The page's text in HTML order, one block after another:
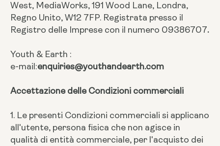
West, MediaWorks, 191 Wood Lane, Londra,
Regno Unito, W12 7FP. Registrata presso il
Registro delle Imprese con il numero 09386707.
Youth & Earth :
e-mail:enquiries@youthandearth.com
Accettazione delle Condizioni commerciali
1. Le presenti Condizioni commerciali si applicano
all'utente, persona fisica che non agisce in
qualità di entità commerciale, per l'acquisto dei